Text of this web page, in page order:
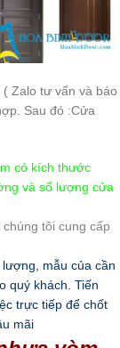
Zalo tư vấn và báo
Sau đó :Cửa
có kích thước
và số lượng cửa
tôi cung cấp
mẫu của cần
quý khách. Tiến
trực tiếp để chốt
mãi